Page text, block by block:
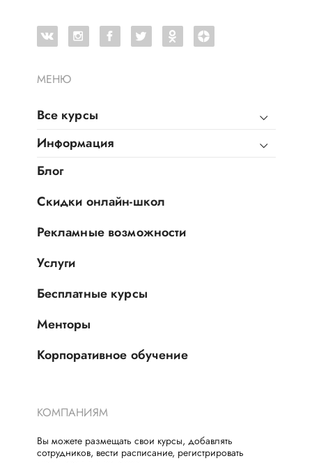
МЕНЮ
Все курсы
Информация
Блог
Скидки онлайн-школ
Рекламные возможности
Услуги
Бесплатные курсы
Менторы
Корпоративное обучение
КОМПАНИЯМ
Вы можете размещать свои курсы, добавлять
сотрудников, вести расписание, регистрировать